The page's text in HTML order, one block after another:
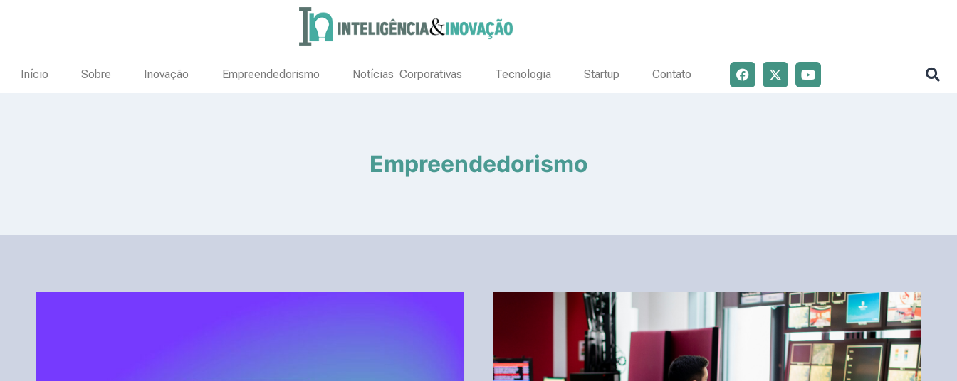
Início Sobre Inovação Empreendedorismo Notícias Corporativas Tecnologia Startup Contato
Empreendedorismo